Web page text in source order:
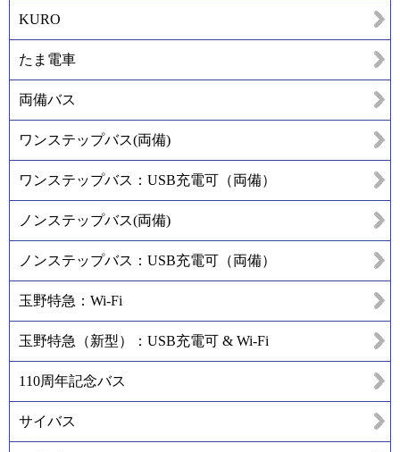
KURO
たま電車
両備バス
ワンステップバス(両備)
ワンステップバス：USB充電可（両備）
ノンステップバス(両備)
ノンステップバス：USB充電可（両備）
玉野特急：Wi-Fi
玉野特急（新型）：USB充電可 & Wi-Fi
110周年記念バス
サイバス